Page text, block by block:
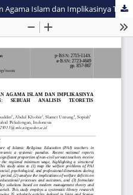
Kesejahteraan Guru Pendidikan Agama Islam dan Implikasinya Terhadap Mutu Pendidikan: Sebuah Analisis Teoretis Multidimensi